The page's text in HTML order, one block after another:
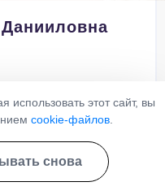
использовать этот сайт, вы
cookie-файлов
снова